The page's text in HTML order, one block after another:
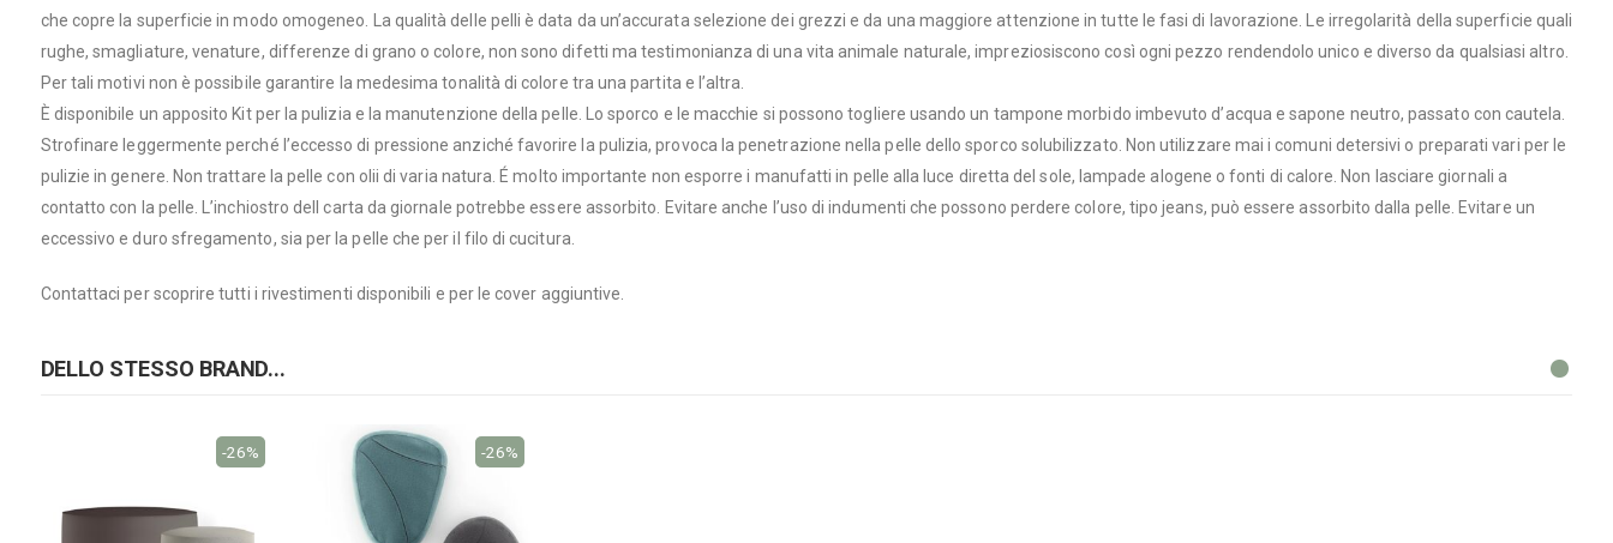
che copre la superficie in modo omogeneo. La qualità delle pelli è data da un’accurata selezione dei grezzi e da una maggiore attenzione in tutte le fasi di lavorazione. Le irregolarità della superficie quali
rughe, smagliature, venature, differenze di grano o colore, non sono difetti ma testimonianza di una vita animale naturale, impreziosiscono così ogni pezzo rendendolo unico e diverso da qualsiasi altro.
Per tali motivi non è possibile garantire la medesima tonalità di colore tra una partita e l’altra.
È disponibile un apposito Kit per la pulizia e la manutenzione della pelle. Lo sporco e le macchie si possono togliere usando un tampone morbido imbevuto d’acqua e sapone neutro, passato con cautela.
Strofinare leggermente perché l’eccesso di pressione anziché favorire la pulizia, provoca la penetrazione nella pelle dello sporco solubilizzato. Non utilizzare mai i comuni detersivi o preparati vari per le
pulizie in genere. Non trattare la pelle con olii di varia natura. É molto importante non esporre i manufatti in pelle alla luce diretta del sole, lampade alogene o fonti di calore. Non lasciare giornali a
contatto con la pelle. L’inchiostro dell carta da giornale potrebbe essere assorbito. Evitare anche l’uso di indumenti che possono perdere colore, tipo jeans, può essere assorbito dalla pelle. Evitare un
eccessivo e duro sfregamento, sia per la pelle che per il filo di cucitura.
Contattaci per scoprire tutti i rivestimenti disponibili e per le cover aggiuntive.
DELLO STESSO BRAND...
-26% -26%